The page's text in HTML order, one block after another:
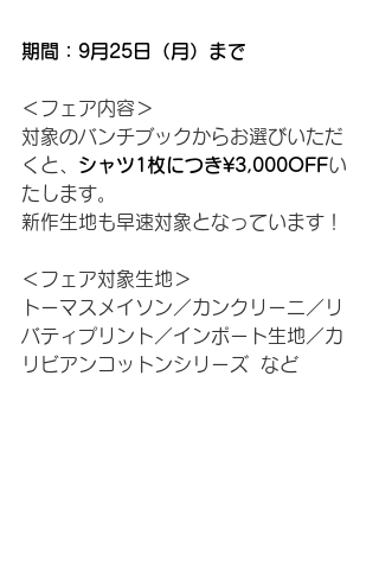
期間：9月25日（月）まで
＜フェア内容＞
対象のバンチブックからお選びいただ
くと、 シャツ1枚につき¥3,000OFFい
たします。
新作生地も早速対象となっています！
＜フェア対象生地＞
トーマスメイソン／カンクリーニ／リ
バティプリント／インポート生地／カ
リビアンコットンシリーズ  など